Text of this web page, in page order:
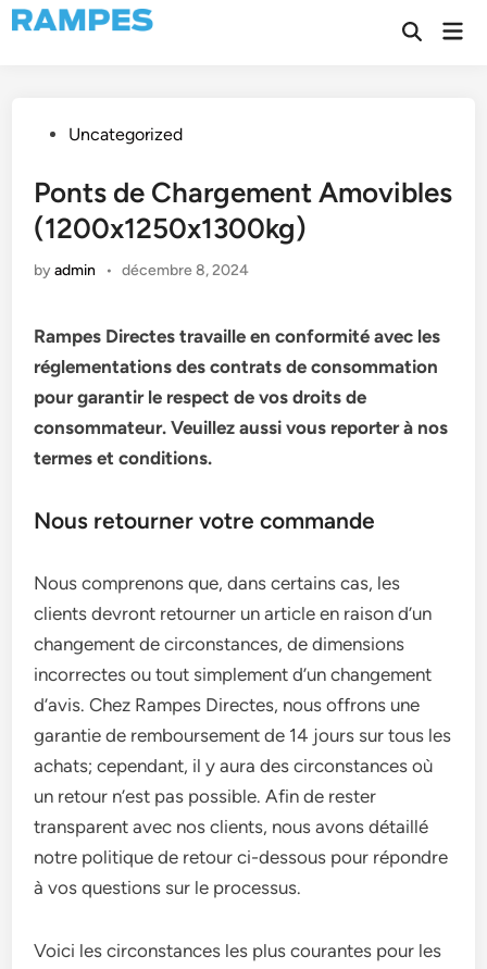
Skip
to
Open
PostedUncategorized
Ponts de Chargement Amovibles
(1200x1250x1300kg)
byadmin • décembre 8, 2024
Rampes Directes travaille en conformité avec les
réglementations des contrats de consommation
pour garantir le respect de vos droits de
consommateur. Veuillez aussi vous reporter à nos
termes et conditions.
Nous retourner votre commande
Nous comprenons que, dans certains cas, les
clients devront retourner un article en raison d’un
changement de circonstances, de dimensions
incorrectes ou tout simplement d’un changement
d’avis. Chez Rampes Directes, nous offrons une
garantie de remboursement de 14 jours sur tous les
achats; cependant, il y aura des circonstances où
un retour n’est pas possible. Afin de rester
transparent avec nos clients, nous avons détaillé
notre politique de retour ci-dessous pour répondre
à vos questions sur le processus.
Voici les circonstances les plus courantes pour les